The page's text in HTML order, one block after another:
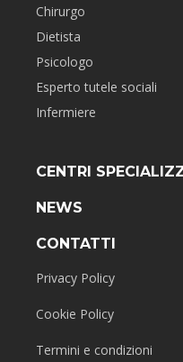
Chirurgo
Dietista
Psicologo
Esperto tutele sociali
Infermiere
CENTRI
NEWS
CONTATTI
Privacy Policy
Cookie Policy
Termini e condizioni